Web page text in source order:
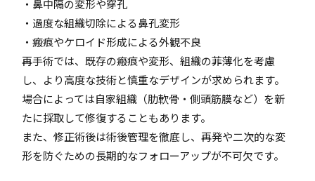
・鼻中隔の変形や穿孔
・過度な組織切除による鼻孔変形
・瘢痕やケロイド形成による外観不良
再手術では、既存の瘢痕や変形、組織の菲薄化を考慮
し、より高度な技術と慎重なデザインが求められます。
場合によっては自家組織（肋軟骨・側頭筋膜など）を新
たに採取して修復することもあります。
また、修正術後は術後管理を徹底し、再発や二次的な変
形を防ぐための長期的なフォローアップが不可欠です。